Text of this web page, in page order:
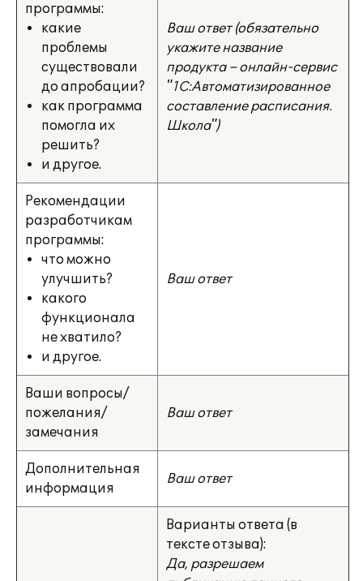
программы:
какие
проблемы
существовали
до апробации?
как программа
помогла их
решить?
и другое.
Ваш ответ (обязательно
укажите название
продукта – онлайн-сервис
"1С:Автоматизированное
составление расписания.
Школа")
Рекомендации
разработчикам
программы:
что можно
улучшить?
какого
функционала
не хватило?
и другое.
Ваш ответ
Ваши вопросы/
пожелания/
замечания
Ваш ответ
Дополнительная
информация
Ваш ответ
Варианты ответа (в
тексте отзыва):
Да, разрешаем